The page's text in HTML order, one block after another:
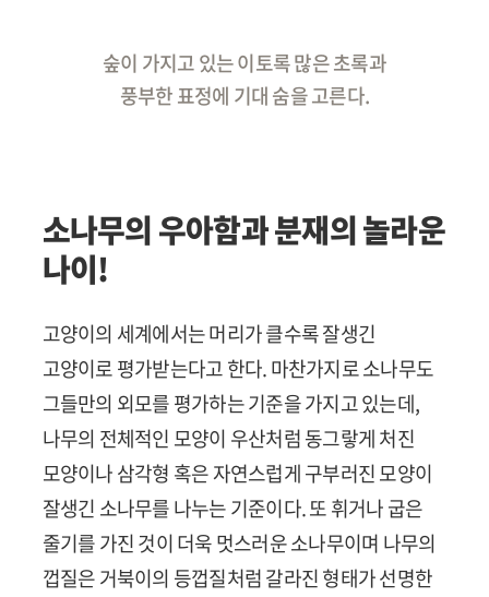
숲이 가지고 있는 이토록 많은 초록과
풍부한 표정에 기대 숨을 고른다.
소나무의 우아함과 분재의 놀라운
나이!
고양이의 세계에서는 머리가 클수록 잘생긴
고양이로 평가받는다고 한다. 마찬가지로 소나무도
그들만의 외모를 평가하는 기준을 가지고 있는데,
나무의 전체적인 모양이 우산처럼 동그랗게 처진
모양이나 삼각형 혹은 자연스럽게 구부러진 모양이
잘생긴 소나무를 나누는 기준이다. 또 휘거나 굽은
줄기를 가진 것이 더욱 멋스러운 소나무이며 나무의
껍질은 거북이의 등껍질처럼 갈라진 형태가 선명한